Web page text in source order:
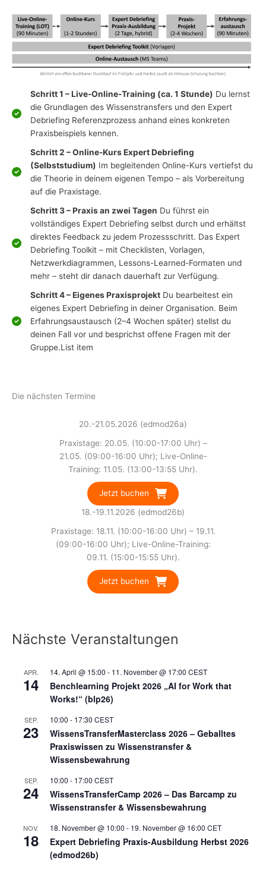
Schritt 1 – Live-Online-Training (ca. 1 Stunde) Du lernst
die Grundlagen des Wissenstransfers und den Expert
Debriefing Referenzprozess anhand eines konkreten
Praxisbeispiels kennen.
Schritt 2 – Online-Kurs Expert Debriefing
(Selbststudium) Im begleitenden Online-Kurs vertiefst du
die Theorie in deinem eigenen Tempo – als Vorbereitung
auf die Praxistage.
Schritt 3 – Praxis an zwei Tagen Du führst ein
vollständiges Expert Debriefing selbst durch und erhältst
direktes Feedback zu jedem Prozessschritt. Das Expert
Debriefing Toolkit – mit Checklisten, Vorlagen,
Netzwerkdiagrammen, Lessons-Learned-Formaten und
mehr – steht dir danach dauerhaft zur Verfügung.
Schritt 4 – Eigenes Praxisprojekt Du bearbeitest ein
eigenes Expert Debriefing in deiner Organisation. Beim
Erfahrungsaustausch (2–4 Wochen später) stellst du
deinen Fall vor und besprichst offene Fragen mit der
Gruppe.List item
Die nächsten Termine
20.-21.05.2026 (edmod26a)
Praxistage: 20.05. (10:00-17:00 Uhr) –
21.05. (09:00-16:00 Uhr); Live-Online-
Training: 11.05. (13:00-13:55 Uhr).
Jetzt buchen
18.-19.11.2026 (edmod26b)
Praxistage: 18.11. (10:00-16:00 Uhr) – 19.11.
(09:00-16:00 Uhr); Live-Online-Training:
09.11. (15:00-15:55 Uhr).
Jetzt buchen
Nächste Veranstaltungen
APR.
14
14. April @ 15:00 - 11. November @ 17:00 CEST
Benchlearning Projekt 2026 „AI for Work that
Works!“ (blp26)
SEP.
23
10:00 - 17:30 CEST
WissensTransferMasterclass 2026 – Geballtes
Praxiswissen zu Wissenstransfer &
Wissensbewahrung
SEP.
24
10:00 - 17:00 CEST
WissensTransferCamp 2026 – Das Barcamp zu
Wissenstransfer & Wissensbewahrung
NOV.
18
18. November @ 10:00 - 19. November @ 16:00 CET
Expert Debriefing Praxis-Ausbildung Herbst 2026
(edmod26b)